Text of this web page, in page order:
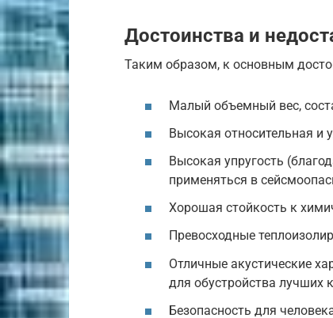
Достоинства и
Таким образом, к основным
Малый объемный вес,
Высокая относительная и
Высокая упругость
применяться в
Хорошая стойкость к
Превосходные
Отличные акустические
для обустройства лучших
Безопасность для